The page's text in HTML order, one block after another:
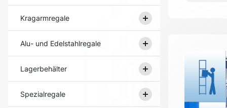
Kragarmregale
Alu- und Edelstahlregale
Lagerbehälter
Spezialregale